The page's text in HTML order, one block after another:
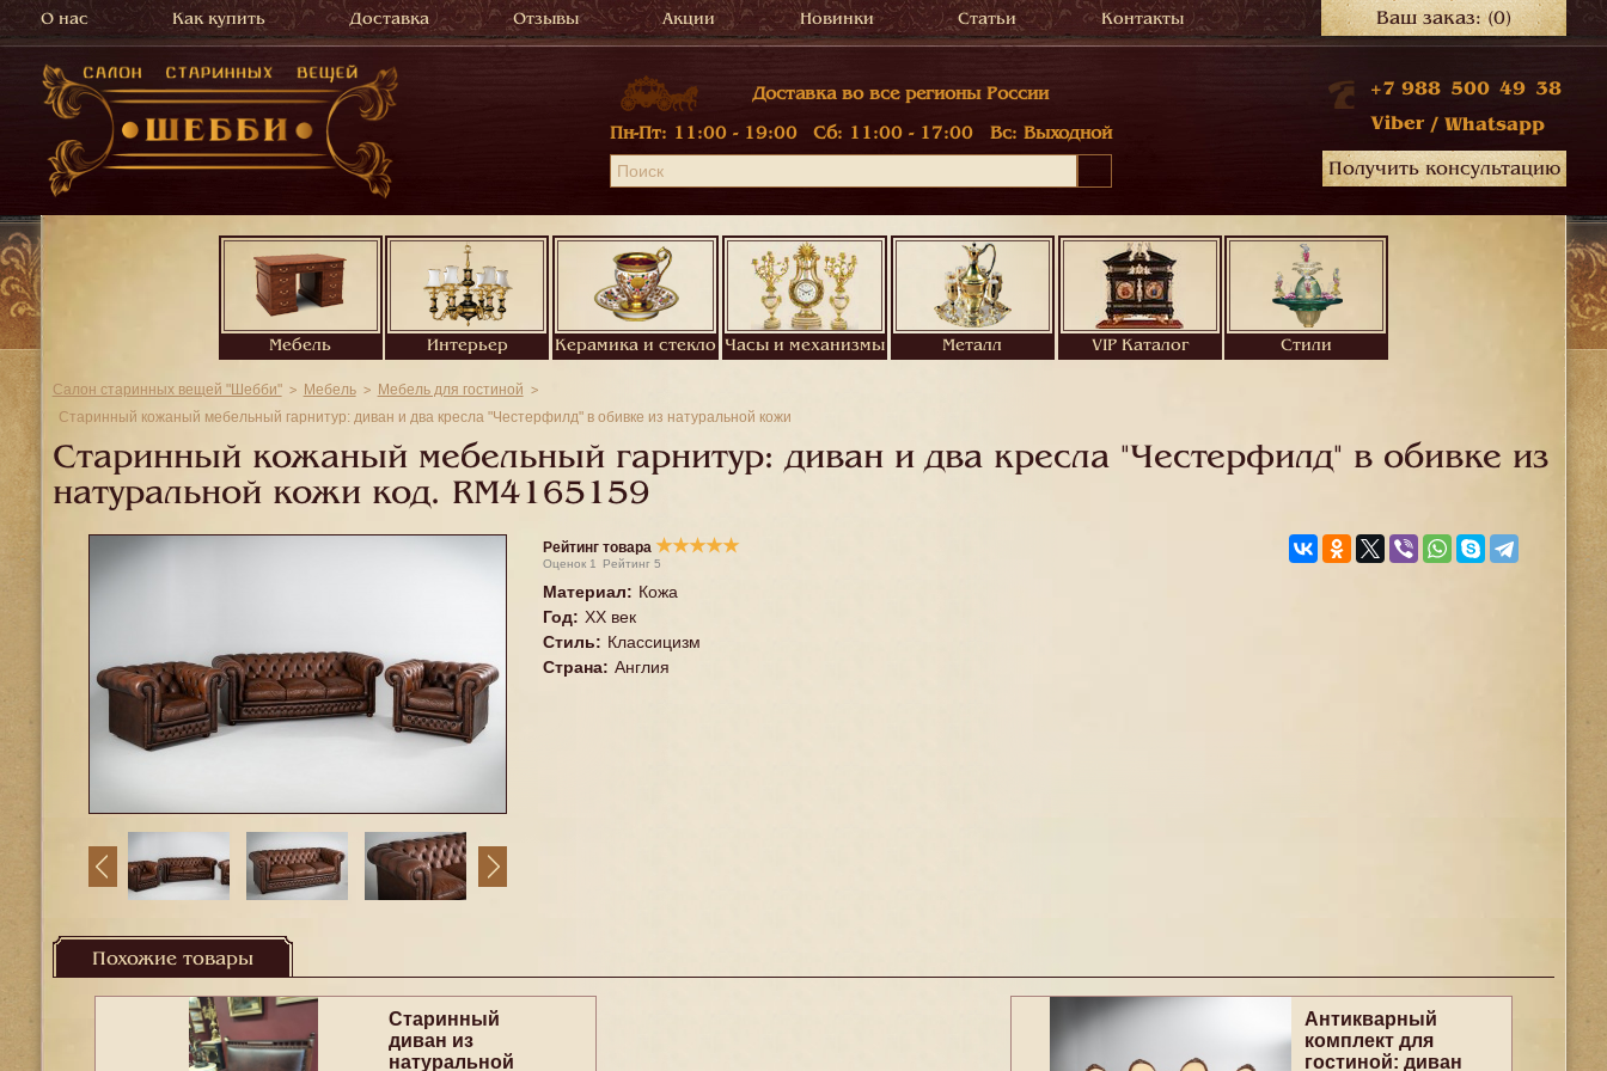
О нас Как купить Доставка Отзывы Акции Новинки Статьи Контакты Ваш заказ:(0)
Доставка во все регионы России
Пн-Пт: 11:00 - 19:00 Сб: 11:00 - 17:00 Вс: Выходной
+7 988 500 49 38
Viber / Whatsapp
Получить консультацию
Мебель Интерьер Керамика и стекло Часы и механизмы Металл VIP Каталог Стили
Салон старинных вещей "Шебби" Мебель
Мебель для гостиной
Старинный кожаный мебельный гарнитур: диван и два кресла "Честерфилд" в обивке из натуральной кожи
Старинный кожаный мебельный гарнитур: диван и два кресла "Честерфилд" в обивке из
натуральной кожи код. RM4165159
Рейтинг товара ★★★★★
Оценок 1 Рейтинг 5
Материал: Кожа
Год: XX век
Стиль: Классицизм
Страна: Англия
Похожие товары
Старинный
диван из
натуральной
Антикварный
комплект для
гостиной: диван